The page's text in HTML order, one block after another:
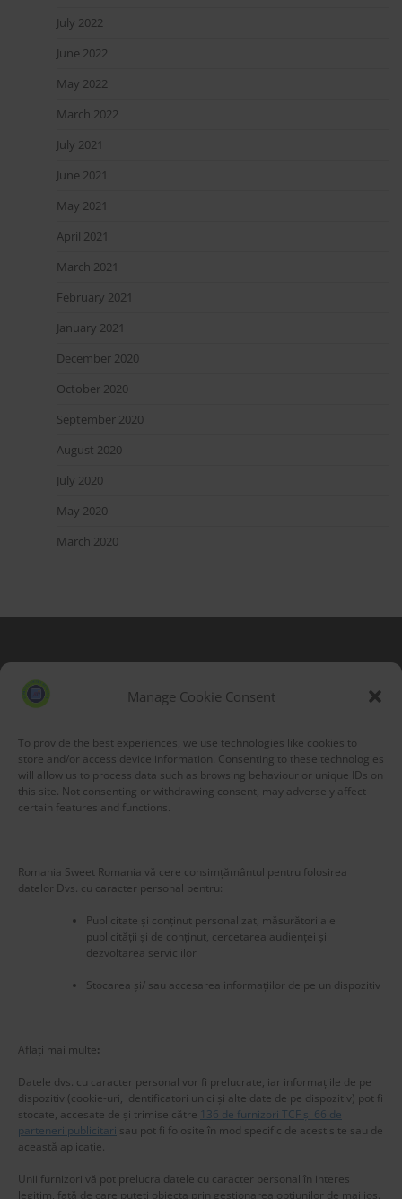
Manage Cookie Consent
To provide the best experiences, we use technologies like cookies to
store and/or access device information. Consenting to these technologies
will allow us to process data such as browsing behaviour or unique IDs on
this site. Not consenting or withdrawing consent, may adversely affect
certain features and functions.
Romania Sweet Romania vă cere consimțământul pentru folosirea
datelor Dvs. cu caracter personal pentru:
Publicitate și conținut personalizat, măsurători ale
publicității și de conținut, cercetarea audienței și
dezvoltarea serviciilor
Stocarea și/ sau accesarea informațiilor de pe un dispozitiv
Aflați mai multe:
Datele dvs. cu caracter personal vor fi prelucrate, iar informațiile de pe
dispozitiv (cookie-uri, identificatori unici și alte date de pe dispozitiv) pot fi
stocate, accesate de și trimise către 136 de furnizori TCF și 66 de
parteneri publicitari sau pot fi folosite în mod specific de acest site sau de
această aplicație.
Unii furnizori vă pot prelucra datele cu caracter personal în interes
legitim, față de care puteți obiecta prin gestionarea opțiunilor de mai jos.
July 2022
June 2022
May 2022
March 2022
July 2021
June 2021
May 2021
April 2021
March 2021
February 2021
January 2021
December 2020
October 2020
September 2020
August 2020
July 2020
May 2020
March 2020